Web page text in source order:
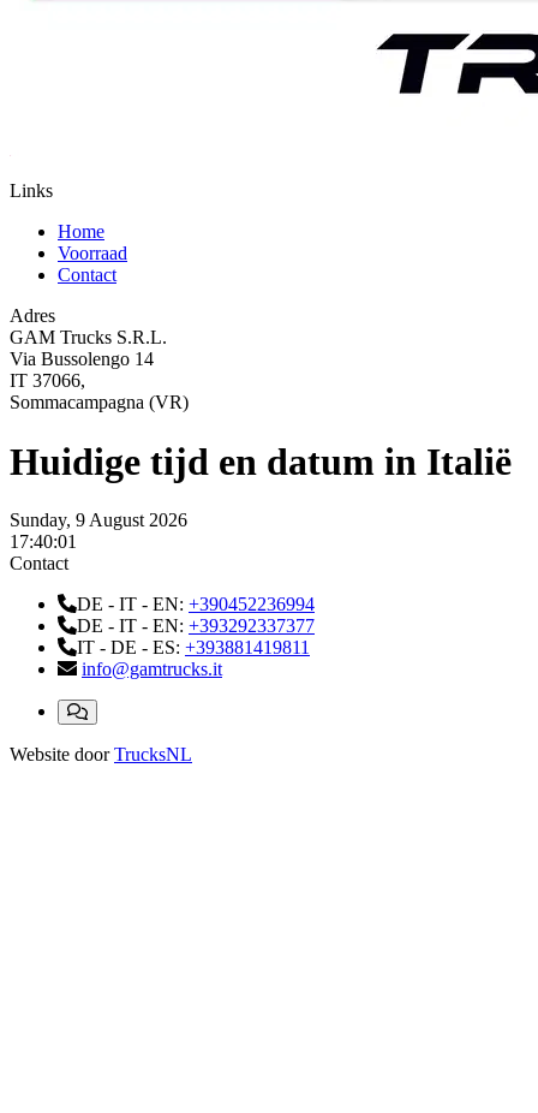
Links
Home
Voorraad
Contact
Adres
GAM Trucks S.R.L.
Via Bussolengo 14
IT 37066,
Sommacampagna (VR)
Huidige tijd en datum in Italië
Sunday, 9 August 2026
17:40:03
Contact
DE - IT - EN: +390452236994
DE - IT - EN: +393292337377
IT - DE - ES: +393881419811
info@gamtrucks.it
Website door TrucksNL